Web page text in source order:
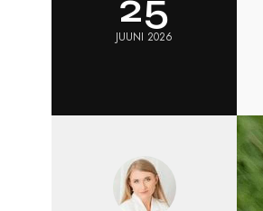
JUUNI 2026